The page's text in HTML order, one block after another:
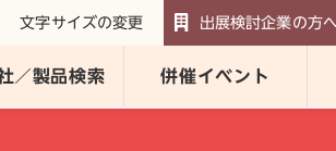
／製品検索 併催イベント
文字サイズの変更 出展検討企業の方へ